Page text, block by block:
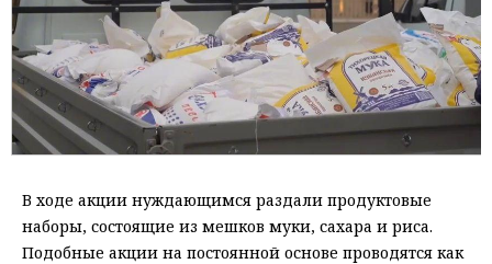
В ходе акции нуждающимся раздали продуктовые
наборы, состоящие из мешков муки, сахара и риса.
Подобные акции на постоянной основе проводятся как